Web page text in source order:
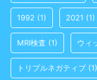
1992 (1) 2021 (1)
MRI検査 (1) ウィ
トリプルネガティブ (1)